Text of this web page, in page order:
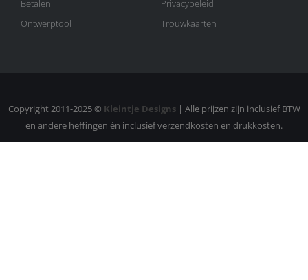
Betalen
Ontwerptool
Privacybeleid
Trouwkaarten
Copyright 2011-2025 © Kleintje Designs| Alle prijzen zijn inclusief BTW
en andere heffingen én inclusief verzendkosten en drukkosten.